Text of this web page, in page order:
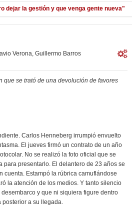
la gestión y que venga gente nueva" 7:08
Verona, Guillermo Barros
se trató de una devolución de favores
Carlos Henneberg irrumpió envuelto
El jueves firmó un contrato de un año
No se realizó la foto oficial que se
para presentarlo. El delantero de 23 años se
cuenta. Estampó la rúbrica camuflándose
la atención de los medios. Y tanto silencio
y que ni siquiera figure dentro
posterior a su llegada.